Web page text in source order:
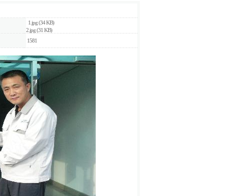
1.jpg (34 KB)
2.jpg (31 KB)
1581